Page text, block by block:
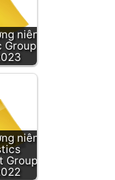
niên
Group
niên
Group